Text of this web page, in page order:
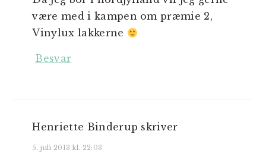
være med i kampen om præmie 2,
Vinylux lakkerne
Besvar
Henriette Binderup skriver
5. juli 2013 kl. 22:03